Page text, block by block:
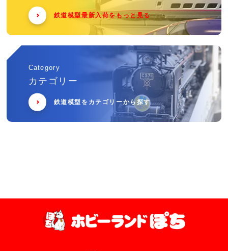
鉄道模型最新入荷をもっと見る
Category
カテゴリー
鉄道模型をカテゴリーから探す